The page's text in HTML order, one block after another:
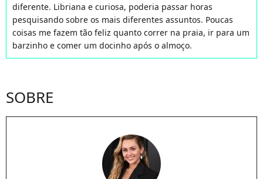
diferente. Libriana e curiosa, poderia passar horas
pesquisando sobre os mais diferentes assuntos. Poucas
coisas me fazem tão feliz quanto correr na praia, ir para um
barzinho e comer um docinho após o almoço.
SOBRE